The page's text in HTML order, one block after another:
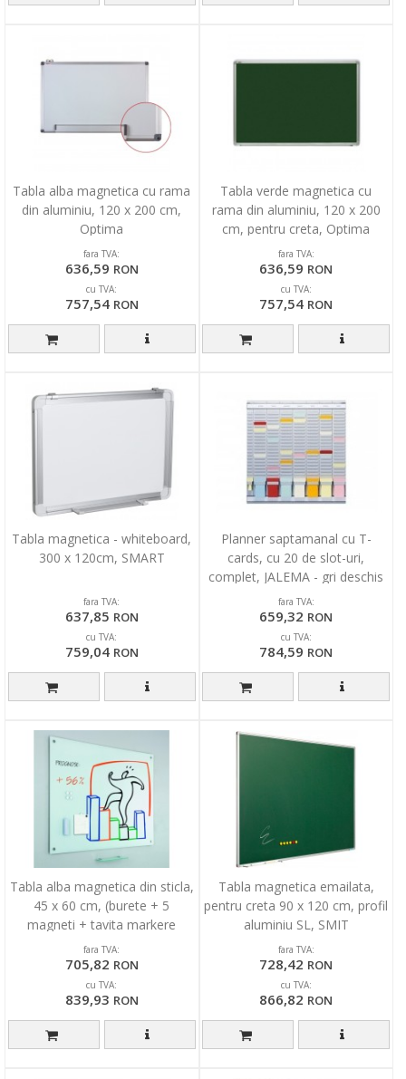
Tabla alba magnetica cu rama
din aluminiu, 120 x 200 cm,
Optima
fara TVA:
636,59 RON
cu TVA:
757,54 RON
Tabla verde magnetica cu
rama din aluminiu, 120 x 200
cm, pentru creta, Optima
fara TVA:
636,59 RON
cu TVA:
757,54 RON
Tabla magnetica - whiteboard,
300 x 120cm, SMART
fara TVA:
637,85 RON
cu TVA:
759,04 RON
Planner saptamanal cu T-
cards, cu 20 de slot-uri,
complet, JALEMA - gri deschis
fara TVA:
659,32 RON
cu TVA:
784,59 RON
Tabla alba magnetica din sticla,
45 x 60 cm, (burete + 5
magneti + tavita markere
incluse), SMIT
fara TVA:
705,82 RON
cu TVA:
839,93 RON
Tabla magnetica emailata,
pentru creta 90 x 120 cm, profil
aluminiu SL, SMIT
fara TVA:
728,42 RON
cu TVA:
866,82 RON